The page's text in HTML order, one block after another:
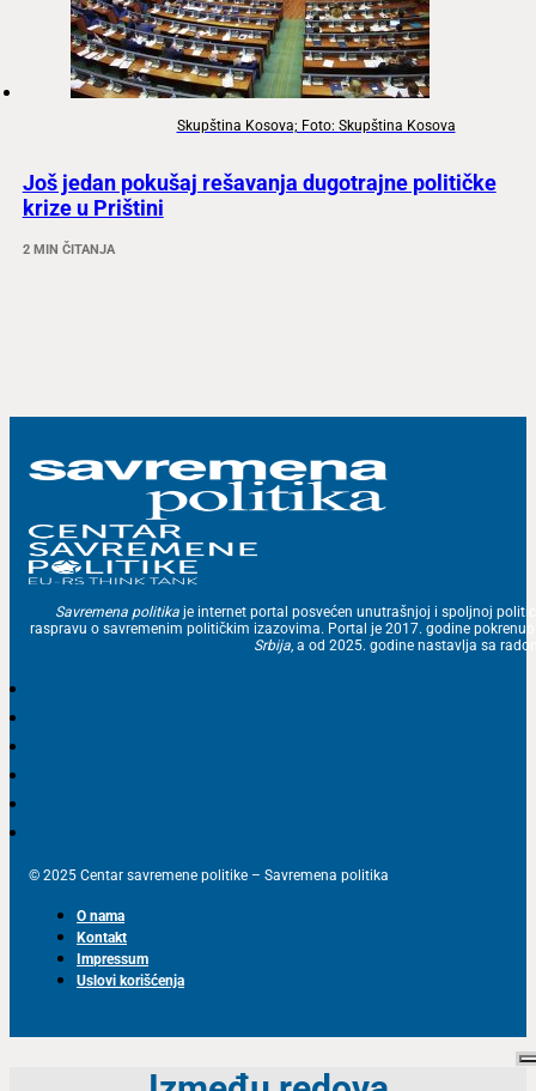
Skupština Kosova; Foto: Skupština Kosova
Još jedan pokušaj rešavanja dugotrajne političke
krize u Prištini
2 MIN ČITANJA
Savremena politika je internet portal posvećen unutrašnjoj i spoljnoj
raspravu o savremenim političkim izazovima. Portal je 2017. godine
Srbija, a od 2025. godine nastavlja sa
© 2025 Centar savremene politike – Savremena politika
O nama
Kontakt
Impressum
Uslovi korišćenja